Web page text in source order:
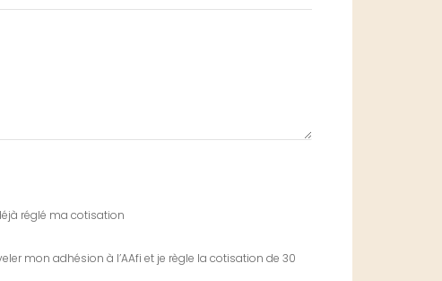
réglé ma cotisation
mon adhésion à l’AAfi et je règle la cotisation de 30